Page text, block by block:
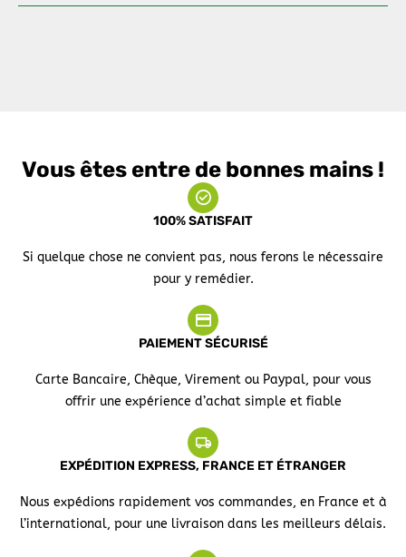
Vous êtes entre de bonnes mains !
100% SATISFAIT
Si quelque chose ne convient pas, nous ferons le nécessaire
pour y remédier.
PAIEMENT SÉCURISÉ
Carte Bancaire, Chèque, Virement ou Paypal, pour vous
offrir une expérience d’achat simple et fiable
EXPÉDITION EXPRESS, FRANCE ET ÉTRANGER
Nous expédions rapidement vos commandes, en France et à
l’international, pour une livraison dans les meilleurs délais.